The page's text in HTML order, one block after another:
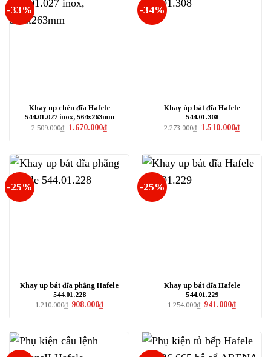
-33%
Khay up chén đĩa Hafele
544.01.027 inox, 564x263mm
2.509.000₫ Giá
1.670.000₫Giá
hiện
-34%
Khay úp bát đĩa Hafele
544.01.308
2.273.000₫ Giá
1.510.000₫Giá
hiện
-25%
Khay up bát đĩa phẳng Hafele
544.01.228
1.210.000₫ Giá
908.000₫Giá
hiện
-25%
Khay up bát đĩa Hafele
544.01.229
1.254.000₫ Giá
941.000₫Giá
hiện